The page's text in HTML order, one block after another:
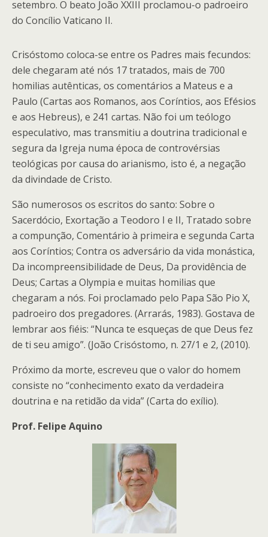
setembro. O beato João XXIII proclamou-o padroeiro
do Concílio Vaticano II.
Crisóstomo coloca-se entre os Padres mais fecundos:
dele chegaram até nós 17 tratados, mais de 700
homilias autênticas, os comentários a Mateus e a
Paulo (Cartas aos Romanos, aos Coríntios, aos Efésios
e aos Hebreus), e 241 cartas. Não foi um teólogo
especulativo, mas transmitiu a doutrina tradicional e
segura da Igreja numa época de controvérsias
teológicas por causa do arianismo, isto é, a negação
da divindade de Cristo.
São numerosos os escritos do santo: Sobre o
Sacerdócio, Exortação a Teodoro I e II, Tratado sobre
a compunção, Comentário à primeira e segunda Carta
aos Coríntios; Contra os adversário da vida monástica,
Da incompreensibilidade de Deus, Da providência de
Deus; Cartas a Olympia e muitas homilias que
chegaram a nós. Foi proclamado pelo Papa São Pio X,
padroeiro dos pregadores. (Arrarás, 1983). Gostava de
lembrar aos fiéis: “Nunca te esqueças de que Deus fez
de ti seu amigo”. (João Crisóstomo, n. 27/1 e 2, (2010).
Próximo da morte, escreveu que o valor do homem
consiste no “conhecimento exato da verdadeira
doutrina e na retidão da vida” (Carta do exílio).
Prof. Felipe Aquino